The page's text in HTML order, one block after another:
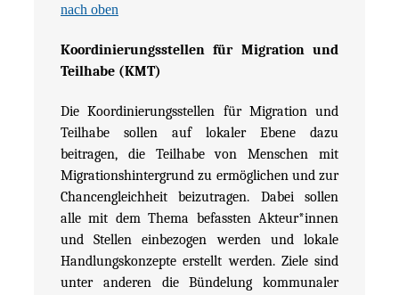
nach oben
Koordinierungsstellen für Migration und
Teilhabe (KMT)
Die Koordinierungsstellen für Migration und
Teilhabe sollen auf lokaler Ebene dazu
beitragen, die Teilhabe von Menschen mit
Migrationshintergrund zu ermöglichen und zur
Chancengleichheit beizutragen. Dabei sollen
alle mit dem Thema befassten Akteur*innen
und Stellen einbezogen werden und lokale
Handlungskonzepte erstellt werden. Ziele sind
unter anderen die Bündelung kommunaler